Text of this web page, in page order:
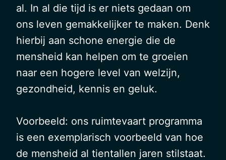
al. In al die tijd is er niets gedaan om
ons leven gemakkelijker te maken. Denk
hierbij aan schone energie die de
mensheid kan helpen om te groeien
naar een hogere level van welzijn,
gezondheid, kennis en geluk.
Voorbeeld: ons ruimtevaart programma
is een exemplarisch voorbeeld van hoe
de mensheid al tientallen jaren stilstaat.